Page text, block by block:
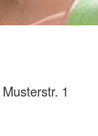
Musterstr. 1